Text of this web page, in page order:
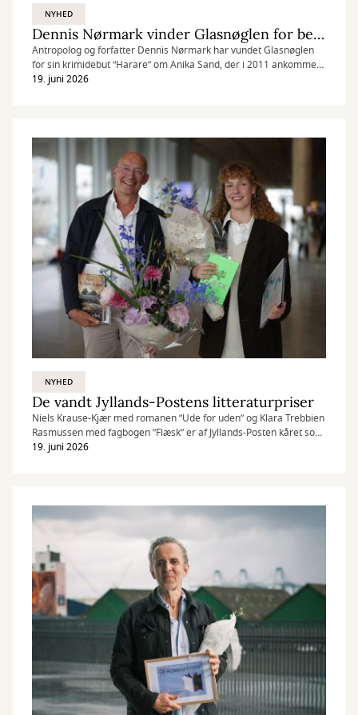
NYHED
Dennis Nørmark vinder Glasnøglen for bedste nordiske krimi
Antropolog og forfatter Dennis Nørmark har vundet Glasnøglen
for sin krimidebut “Harare” om Anika Sand, der i 2011 ankommer
til Zimbabwes hovedstad med en drøm om at gøre en forskel.
19. juni 2026
NYHED
De vandt Jyllands-Postens litteraturpriser
Niels Krause-Kjær med romanen ”Ude for uden” og Klara Trebbien
Rasmussen med fagbogen ”Flæsk” er af Jyllands-Posten kåret som
årets danske forfattere.
19. juni 2026